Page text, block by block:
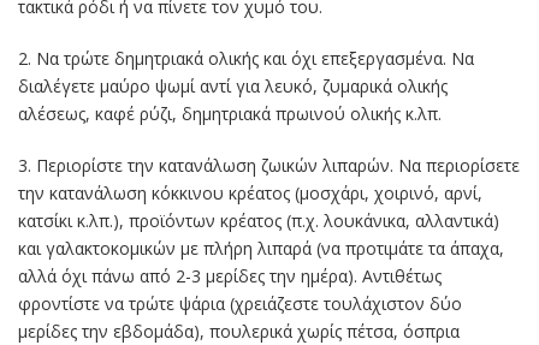
τακτικά ρόδι ή να πίνετε τον χυμό του.
2. Να τρώτε δημητριακά ολικής και όχι επεξεργασμένα. Να
διαλέγετε μαύρο ψωμί αντί για λευκό, ζυμαρικά ολικής
αλέσεως, καφέ ρύζι, δημητριακά πρωινού ολικής κ.λπ.
3. Περιορίστε την κατανάλωση ζωικών λιπαρών. Να περιορίσετε
την κατανάλωση κόκκινου κρέατος (μοσχάρι, χοιρινό, αρνί,
κατσίκι κ.λπ.), προϊόντων κρέατος (π.χ. λουκάνικα, αλλαντικά)
και γαλακτοκομικών με πλήρη λιπαρά (να προτιμάτε τα άπαχα,
αλλά όχι πάνω από 2-3 μερίδες την ημέρα). Αντιθέτως
φροντίστε να τρώτε ψάρια (χρειάζεστε τουλάχιστον δύο
μερίδες την εβδομάδα), πουλερικά χωρίς πέτσα, όσπρια